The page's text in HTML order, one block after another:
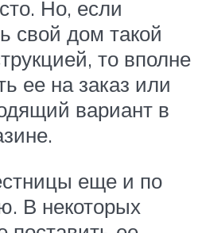
Но, если
свой дом такой
то вполне
ее на заказ или
вариант в
еще и по
В некоторых